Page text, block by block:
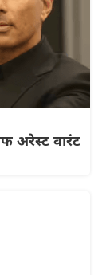
अरेस्ट वारंट